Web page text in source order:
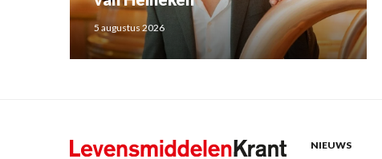
5 augustus 2026
NIEUWS